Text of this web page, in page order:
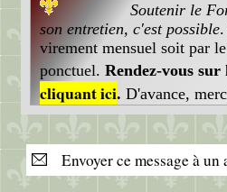
Soutenir le
son entretien, c'est possible
virement mensuel soit par
ponctuel. Rendez-vous sur
cliquant ici. D'avance,
Envoyer ce message à un